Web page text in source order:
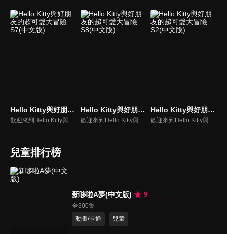
Hello Kitty與好朋友的超可愛大冒險S7(中文版)
歡迎來到Hello Kitty與好朋友的超可愛大冒險! 與Hello Kitty, 大眼蛙, 酷企鵝, 美樂蒂, 布丁狗還有酷洛米, 準備和朋友們一起經歷有趣的冒險吧!
Hello Kitty與好朋友的超可愛大冒險S8(中文版)
歡迎來到Hello Kitty與好朋友的超可愛大冒險! 與Hello Kitty, 大眼蛙, 酷企鵝, 美樂蒂, 布丁狗還有酷洛米, 準備和朋友們一起經歷有趣的冒險吧!
Hello Kitty與好朋友的超可愛大冒險S2(中文版)
歡迎來到Hello Kitty與好朋友的超可愛大冒險!與Hello Kitty, 大眼蛙, 酷企鵝, 美樂蒂, 布丁狗還有酷洛米, 準備和朋友們一起經歷有趣的冒險吧!
兒童排行榜
新哆啦A夢(中文版)
9
全300集
動畫/卡通
兒童